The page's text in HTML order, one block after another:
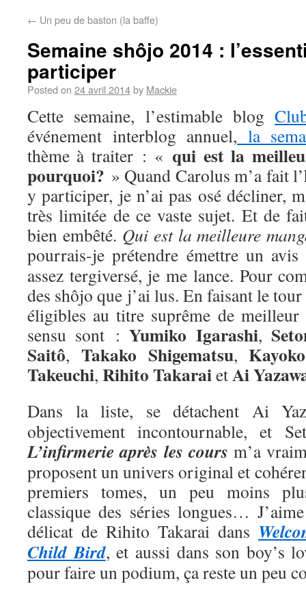
← Un peu de baston (la baffe)
Semaine shôjo 2014 :
participer
Posted on 24 avril 2014by Mackie
Cette semaine, l’estimable blog
événement interblog annuel, la
thème à traiter : « qui est la
pourquoi? » Quand Carolus m’a fait
y participer, je n’ai pas osé décliner,
très limitée de ce vaste sujet. Et de
bien embêté. Qui est la meilleure
pourrais-je prétendre émettre un
assez tergiversé, je me lance. Pour
des shôjo que j’ai lus. En faisant le tour
éligibles au titre suprême de
sensu sont :Yumiko Igarashi,
Saitô, Takako Shigematsu,Kayoko
Takeuchi, Rihito TakaraietAi
Dans la liste, se détachent Ai
objectivement incontournable, et
L’infirmerie après les cours m’a
proposent un univers original et
premiers tomes, un peu moins
classique des séries longues…
délicat de Rihito Takarai dans
Child Bird, et aussi dans son boy’s
pour faire un podium, ça reste un peu